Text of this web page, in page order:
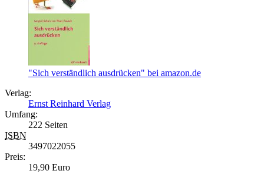
"Sich verständlich ausdrücken" bei amazon.de
Verlag:
Ernst Reinhard Verlag
Umfang:
222 Seiten
ISBN
3497022055
Preis:
19,90 Euro